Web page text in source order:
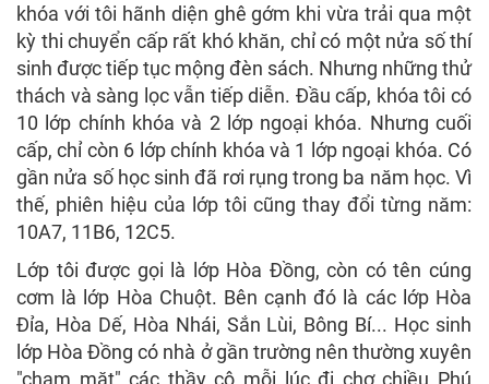
khóa với tôi hãnh diện ghê gớm khi vừa trải qua một
kỳ thi chuyển cấp rất khó khăn, chỉ có một nửa số thí
sinh được tiếp tục mộng đèn sách. Nhưng những thử
thách và sàng lọc vẫn tiếp diễn. Đầu cấp, khóa tôi có
10 lớp chính khóa và 2 lớp ngoại khóa. Nhưng cuối
cấp, chỉ còn 6 lớp chính khóa và 1 lớp ngoại khóa. Có
gần nửa số học sinh đã rơi rụng trong ba năm học. Vì
thế, phiên hiệu của lớp tôi cũng thay đổi từng năm:
10A7, 11B6, 12C5.
Lớp tôi được gọi là lớp Hòa Đồng, còn có tên cúng
cơm là lớp Hòa Chuột. Bên cạnh đó là các lớp Hòa
Đỉa, Hòa Dế, Hòa Nhái, Sắn Lùi, Bông Bí... Học sinh
lớp Hòa Đồng có nhà ở gần trường nên thường xuyên